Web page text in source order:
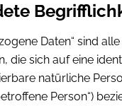
Daten“ sind alle
die sich auf eine
natürliche
Person“)